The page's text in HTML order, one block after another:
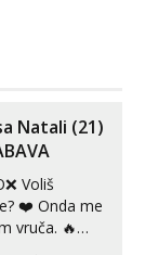
Natali (21)
❤️ Onda me
vruča.‎ ️‍🔥